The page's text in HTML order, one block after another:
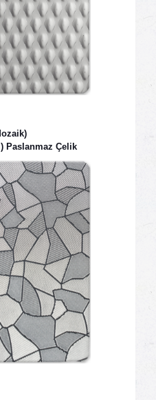
Paslanmaz Çelik